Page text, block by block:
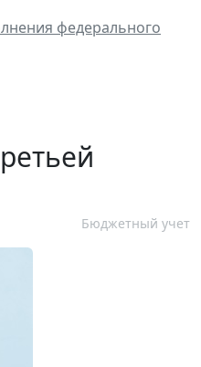
федерального
Бюджетный учет